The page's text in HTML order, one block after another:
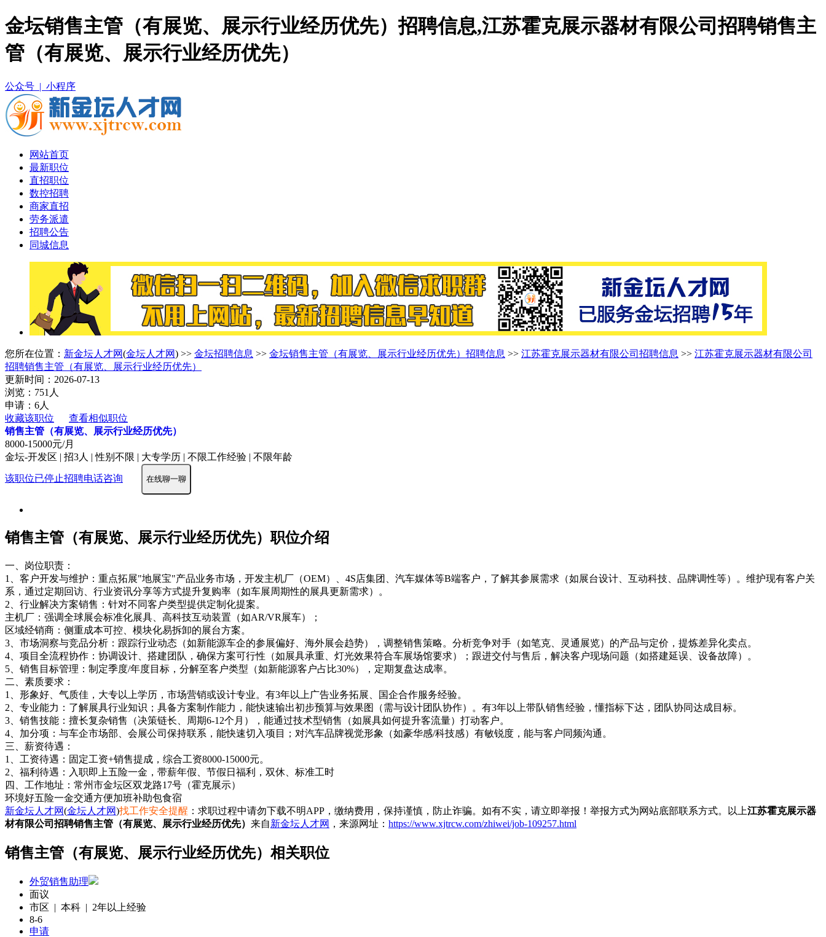
金坛销售主管（有展览、展示行业经历优先）招聘信息,江苏霍克展示器材有限公司招聘销售主
管（有展览、展示行业经历优先）
公众号 | 小程序
网站首页
最新职位
直招职位
数控招聘
商家直招
劳务派遣
招聘公告
同城信息
您所在位置： 新金坛人才网(金坛人才网) >> 金坛招聘信息 >> 金坛销售主管（有展览、展示行业经历优先）招聘信息 >> 江苏霍克展示器材有限公司招聘信息 >> 江苏霍克展示器材有限公司
招聘销售主管（有展览、展示行业经历优先）
更新时间：2026-07-13
浏览：751人
申请：6人
收藏该职位
查看相似职位
销售主管（有展览、展示行业经历优先）
8000-15000元/月
金坛-开发区 | 招3人 | 性别不限 | 大专学历 | 不限工作经验 | 不限年龄
该职位已停止招聘电话咨询 在线聊一聊
销售主管（有展览、展示行业经历优先）职位介绍
一、岗位职责：
1、客户开发与维护：重点拓展"地展宝"产品业务市场，开发主机厂（OEM）、4S店集团、汽车媒体等B端客户，了解其参展需求（如展台设计、互动科技、品牌调性等）。维护现有客户关
系，通过定期回访、行业资讯分享等方式提升复购率（如车展周期性的展具更新需求）。
2、行业解决方案销售：针对不同客户类型提供定制化提案。
主机厂：强调全球展会标准化展具、高科技互动装置（如AR/VR展车）；
区域经销商：侧重成本可控、模块化易拆卸的展台方案。
3、市场洞察与竞品分析：跟踪行业动态（如新能源车企的参展偏好、海外展会趋势），调整销售策略。分析竞争对手（如笔克、灵通展览）的产品与定价，提炼差异化卖点。
4、项目全流程协作：协调设计、搭建团队，确保方案可行性（如展具承重、灯光效果符合车展场馆要求）；跟进交付与售后，解决客户现场问题（如搭建延误、设备故障）。
5、销售目标管理：制定季度/年度目标，分解至客户类型（如新能源客户占比30%），定期复盘达成率。
二、素质要求：
1、形象好、气质佳，大专以上学历，市场营销或设计专业。有3年以上广告业务拓展、国企合作服务经验。
2、专业能力：了解展具行业知识；具备方案制作能力，能快速输出初步预算与效果图（需与设计团队协作）。有3年以上带队销售经验，懂指标下达，团队协同达成目标。
3、销售技能：擅长复杂销售（决策链长、周期6-12个月），能通过技术型销售（如展具如何提升客流量）打动客户。
4、加分项：与车企市场部、会展公司保持联系，能快速切入项目；对汽车品牌视觉形象（如豪华感/科技感）有敏锐度，能与客户同频沟通。
三、薪资待遇：
1、工资待遇：固定工资+销售提成，综合工资8000-15000元。
2、福利待遇：入职即上五险一金，带薪年假、节假日福利，双休、标准工时
四、工作地址：常州市金坛区双龙路17号（霍克展示）
环境好五险一金交通方便加班补助包食宿
新金坛人才网(金坛人才网)找工作安全提醒 ：求职过程中请勿下载不明APP，缴纳费用，保持谨慎，防止诈骗。如有不实，请立即举报！举报方式为网站底部联系方式。以上江苏霍克展示器
材有限公司招聘销售主管（有展览、展示行业经历优先） 来自新金坛人才网 ，来源网址： https://www.xjtrcw.com/zhiwei/job-109257.html
销售主管（有展览、展示行业经历优先）相关职位
外贸销售助理
面议
市区 | 本科 | 2年以上经验
8-6
申请